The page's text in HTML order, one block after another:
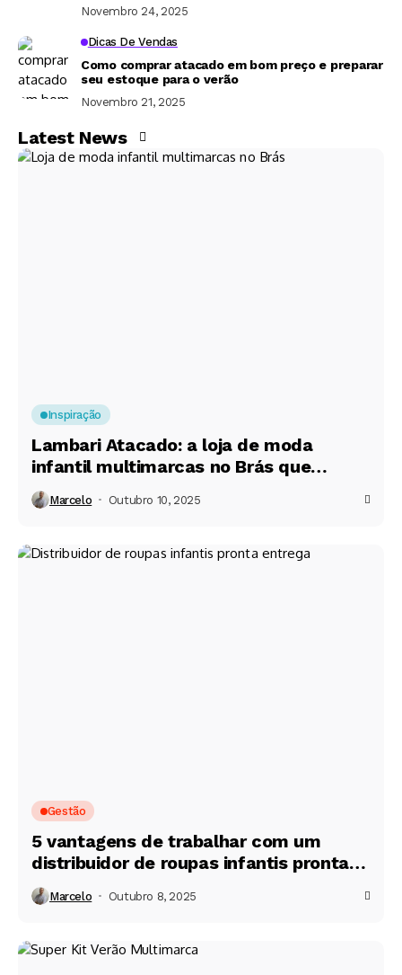
Novembro 24, 2025
Dicas De Vendas
Como comprar atacado em bom preço e preparar
seu estoque para o verão
Novembro 21, 2025
Latest News
Inspiração
Lambari Atacado: a loja de moda
infantil multimarcas no Brás que
conquista revendedores em todo o
Brasil
Marcelo Outubro 10, 2025
Gestão
5 vantagens de trabalhar com um
distribuidor de roupas infantis pronta
entrega no Brás
Marcelo Outubro 8, 2025